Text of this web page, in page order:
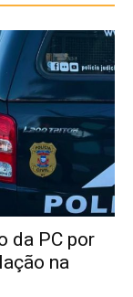
da PC por
na